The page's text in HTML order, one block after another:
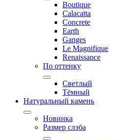
Boutique
Calacatta
Concrete
Earth
Ganges
Le Magnifique
Renaissance
По оттенку
Светлый
Тёмный
Натуральный камень
Новинка
Размер слэба